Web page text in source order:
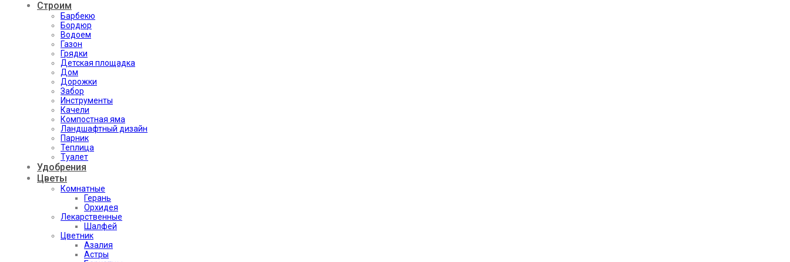
Строим
Барбекю
Бордюр
Водоем
Газон
Грядки
Детская площадка
Дом
Дорожки
Забор
Инструменты
Качели
Компостная яма
Ландшафтный дизайн
Парник
Теплица
Туалет
Удобрения
Цветы
Комнатные
Герань
Орхидея
Лекарственные
Шалфей
Цветник
Азалия
Астры